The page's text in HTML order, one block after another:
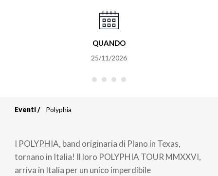
QUANDO
25/11/2026
di
pane
Eventi Polyphia
I POLYPHIA, band originaria di Plano in Texas,
tornano in Italia! Il loro POLYPHIA TOUR MMXXVI,
arriva in Italia per un unico imperdibile